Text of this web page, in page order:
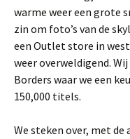
warme weer een grote
zin om foto’s van de
een Outlet store in
weer overweldigend.
Borders waar we een
150,000 titels.
We steken over, met